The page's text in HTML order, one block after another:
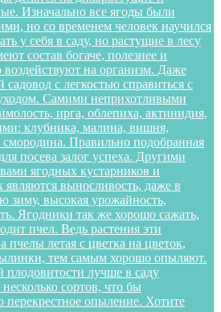
Изначально все ягоды были
но со временем человек научился
у себя в саду, но растущие в лесу
состав богаче, полезнее и
воздействуют на организм. Даже
с легкостью справиться с
Самими неприхотливыми
ирга, облепиха, актинидия,
клубника, малина, вишня,
Правильно подобранная
посева залог успеха. Другими
ягодных кустарников и
являются выносливость, даже в
зиму, высокая урожайность,
Ягодники так же хорошо сажать,
пчел. Ведь растения эти
пчелы летая с цветка на цветок,
тем самым хорошо опыляют.
плодовитости лучше в саду
сортов, что бы
перекрестное опыление. Хотите